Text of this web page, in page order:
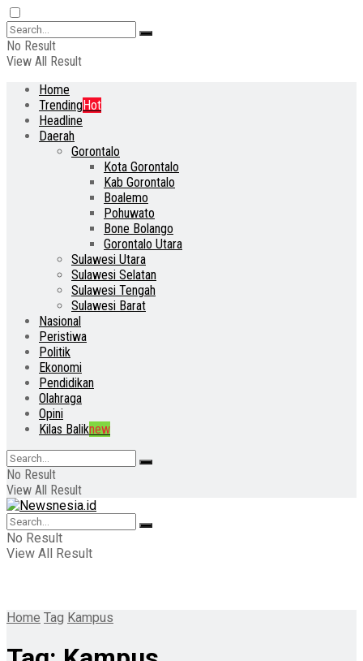
No Result
View All Result
Home
TrendingHot
Headline
Daerah
Gorontalo
Kota Gorontalo
Kab Gorontalo
Boalemo
Pohuwato
Bone Bolango
Gorontalo Utara
Sulawesi Utara
Sulawesi Selatan
Sulawesi Tengah
Sulawesi Barat
Nasional
Peristiwa
Politik
Ekonomi
Pendidikan
Olahraga
Opini
Kilas Baliknew
No Result
View All Result
No Result
View All Result
Home Tag Kampus